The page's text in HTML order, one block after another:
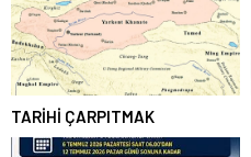
TARİHİ ÇARPITMAK